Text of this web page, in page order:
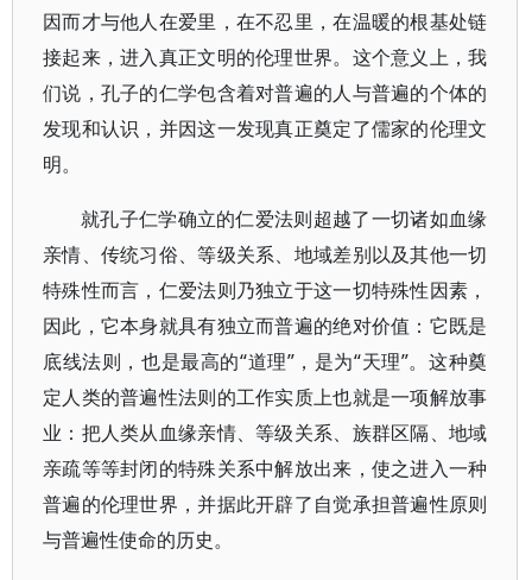
因而才与他人在爱里，在不忍里，在温暖的根基处链
接起来，进入真正文明的伦理世界。这个意义上，我
们说，孔子的仁学包含着对普遍的人与普遍的个体的
发现和认识，并因这一发现真正奠定了儒家的伦理文
明。
就孔子仁学确立的仁爱法则超越了一切诸如血缘
亲情、传统习俗、等级关系、地域差别以及其他一切
特殊性而言，仁爱法则乃独立于这一切特殊性因素，
因此，它本身就具有独立而普遍的绝对价值：它既是
底线法则，也是最高的“道理”，是为“天理”。这种奠
定人类的普遍性法则的工作实质上也就是一项解放事
业：把人类从血缘亲情、等级关系、族群区隔、地域
亲疏等等封闭的特殊关系中解放出来，使之进入一种
普遍的伦理世界，并据此开辟了自觉承担普遍性原则
与普遍性使命的历史。